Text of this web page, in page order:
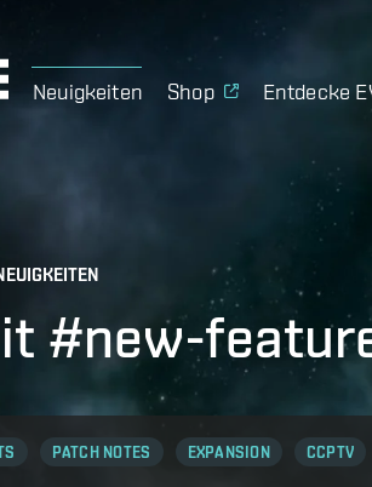
Neuigkeiten Shop Entdecke
#new-
PATCH NOTES EXPANSION CCPTV